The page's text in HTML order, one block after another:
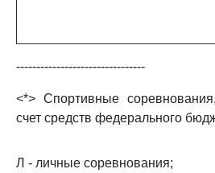
--------------------------------
<*> Спортивные
счет средств федерального
Л - личные соревнования;